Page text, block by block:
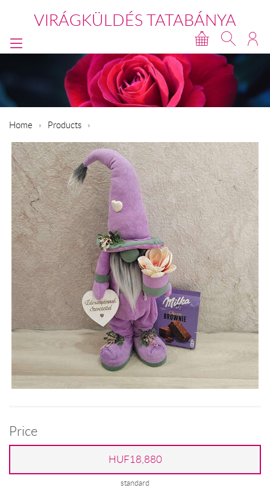
VIRÁGKÜLDÉS TATABÁNYA
Home Products
Price
HUF18,880
standard